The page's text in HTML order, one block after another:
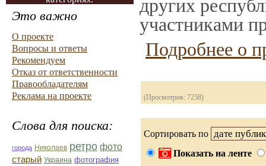
Это важно
О проекте
Вопросы и ответы
Рекомендуем
Отказ от ответственности
Правообладателям
Реклама на проекте
Слова для поиска:
города Николаев ретро фото
старый Украина фотография
других
участниками
Подробнее о
(Просмотров: 7258)
Сортировать по
Показать на ленте